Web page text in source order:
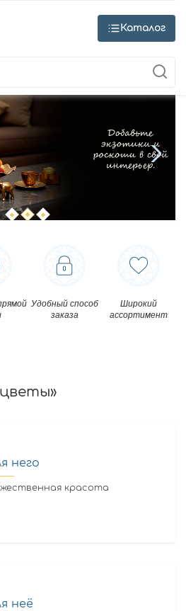
Каталог
Удобный способ
заказа
Широкий
ассортимент
него
красота
неё